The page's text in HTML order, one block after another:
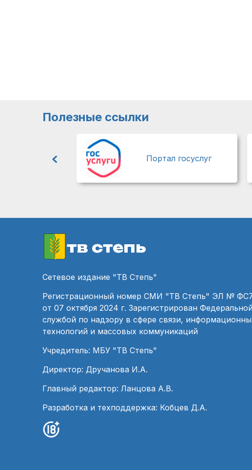
Полезные ссылки
Портал госуслуг
тв степь
Сетевое издание "ТВ Степь"
Регистрационный номер СМИ "ТВ Степь" ЭЛ №
от 07 октября 2024 г. Зарегистрирован Федеральной
службой по надзору в сфере связи,
технологий и массовых коммуникаций
Учредитель: МБУ "ТВ Степь"
Директор: Дручанова И.А.
Главный редактор: Ланцова А.В.
Разработка и техподдержка: Кобцев Д.А.